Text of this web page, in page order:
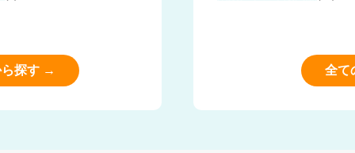
ら探す → 全て